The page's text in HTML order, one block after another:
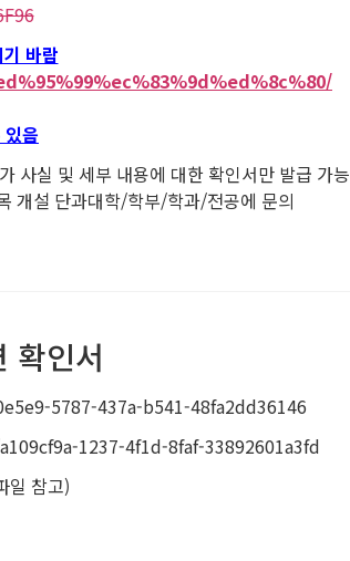
바람
음
사실 및 세부 내용에 대한 확인서만 발급 가능
개설 단과대학/학부/학과/전공에 문의
확인서
5787-437a-b541-48fa2dd36146
1237-4f1d-8faf-33892601a3fd
일 참고)